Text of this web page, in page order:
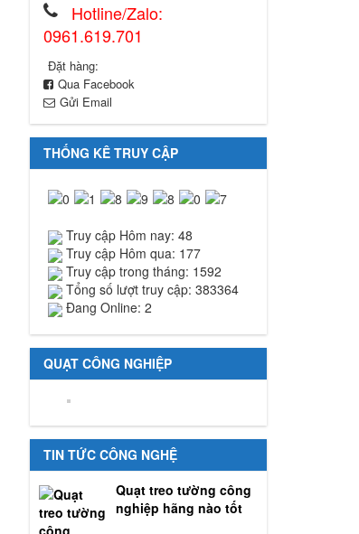
Hotline/Zalo:
0961.619.701
Đặt hàng:
Qua Facebook
Gửi Email
THỐNG KÊ TRUY CẬP
Truy cập Hôm nay: 48
Truy cập Hôm qua: 177
Truy cập trong tháng: 1592
Tổng số lượt truy cập: 383364
Đang Online: 2
QUẠT CÔNG NGHIỆP
TIN TỨC CÔNG NGHỆ
Quạt treo tường công
nghiệp hãng nào tốt